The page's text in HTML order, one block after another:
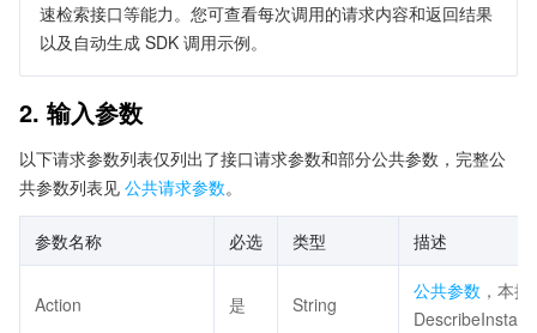
速检索接口等能力。您可查看每次调用的请求内容和返回结果
以及自动生成 SDK 调用示例。
2. 输入参数
以下请求参数列表仅列出了接口请求参数和部分公共参数，完整公
共参数列表见 公共请求参数。
参数名称 必选 类型 描述
Action 是 String
公共参数 ，本